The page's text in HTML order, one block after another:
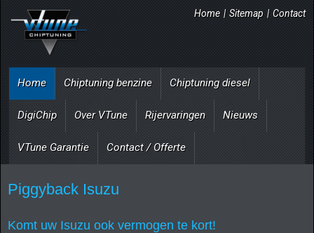
Home | Sitemap | Contact
Home Chiptuning benzine Chiptuning diesel
DigiChip Over VTune Rijervaringen Nieuws
VTune Garantie Contact / Offerte
Piggyback Isuzu
Komt uw Isuzu ook vermogen te kort!